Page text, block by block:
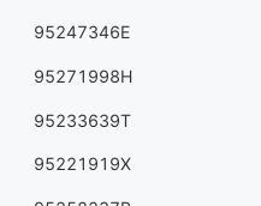
95247346E
95271998H
95233639T
95221919X